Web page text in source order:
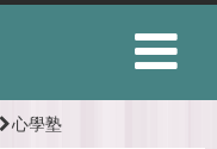
心學塾